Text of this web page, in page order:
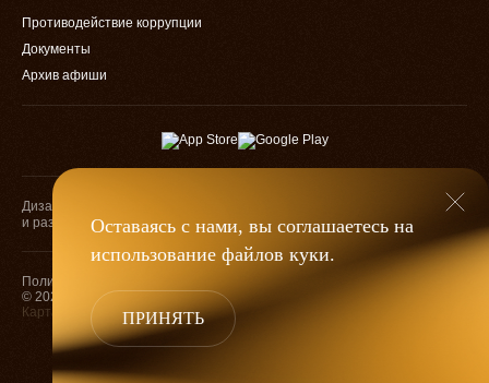
Противодействие коррупции
Документы
Архив афиши
Политика конфиденциальности
© 2026 — МХАТ им. М. Горького
Карта сайта
Оценка качества
Дизайн
и разработкаОставаясь с нами, вы соглашаетесь на
использование файлов куки.
ПРИНЯТЬ